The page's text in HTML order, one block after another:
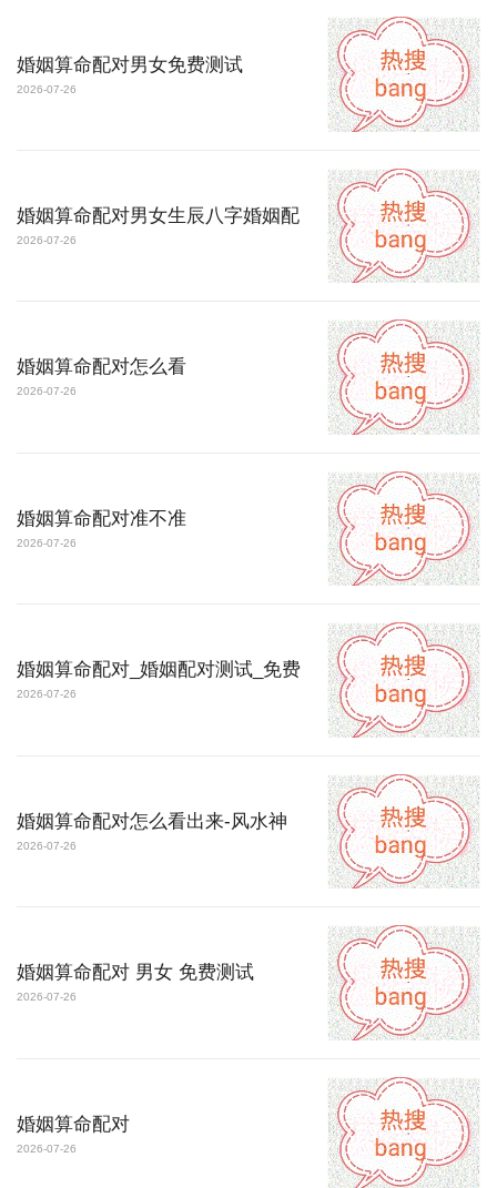
婚姻算命配对男女免费测试
2026-07-26
婚姻算命配对男女生辰八字婚姻配
2026-07-26
婚姻算命配对怎么看
2026-07-26
婚姻算命配对准不准
2026-07-26
婚姻算命配对_婚姻配对测试_免费
2026-07-26
婚姻算命配对怎么看出来-风水神
2026-07-26
婚姻算命配对 男女 免费测试
2026-07-26
婚姻算命配对
2026-07-26